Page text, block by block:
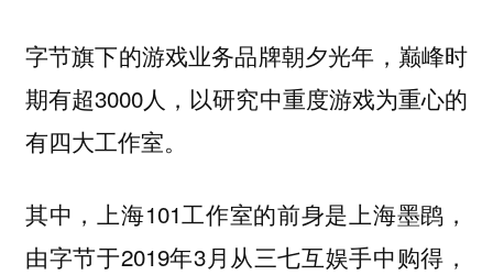
字节旗下的游戏业务品牌朝夕光年，巅峰时
期有超3000人，以研究中重度游戏为重心的
有四大工作室。
其中，上海101工作室的前身是上海墨鹍，
由字节于2019年3月从三七互娱手中购得，